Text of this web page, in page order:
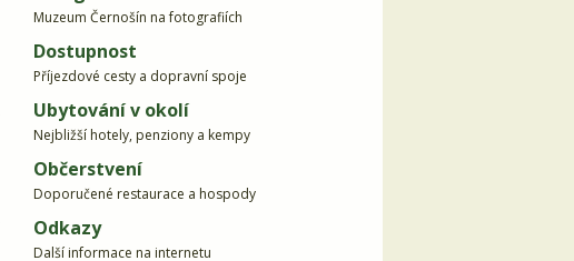
Muzeum Černošín na fotografiích
Dostupnost
Příjezdové cesty a dopravní spoje
Ubytování v okolí
Nejbližší hotely, penziony a kempy
Občerstvení
Doporučené restaurace a hospody
Odkazy
Další informace na internetu